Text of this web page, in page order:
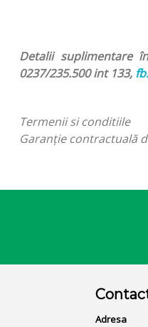
Detalii suplimentare
0237/235.500 int 133,
Termenii si conditiile
Garanţie contractuală
Adresa